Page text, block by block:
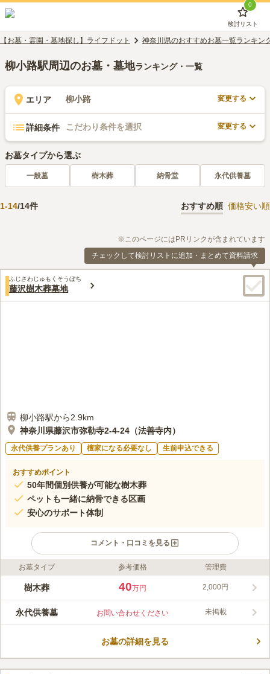
0
検討リスト
【お墓・霊園・墓地探し】ライフドット 神奈川県のおすすめお墓一覧ランキン
柳小路駅周辺のお墓・墓地ランキング・一覧
エリア 柳小路 変更する
詳細条件 こだわり条件を選択 変更する
お墓タイプから選ぶ
一般墓 樹木葬 納骨堂 永代供養墓
1-14/14件 おすすめ順 価格安い順
※このページにはPRリンクが含まれています
チェックして検討リストに追加・まとめて資料請求
ふじさわじゅもくそうぼち
藤沢樹木葬墓地
柳小路駅から2.9km
神奈川県藤沢市弥勒寺2-4-24（法善寺内）
永代供養プランあり 檀家になる必要なし 生前申込できる
おすすめポイント
50年間個別供養が可能な樹木葬
ペットも一緒に納骨できる区画
安心のサポート体制
コメント・口コミを見る
ライフドット編集部のコメント
蓮教山法善寺の藤沢樹木葬墓地は、50年間個別供養が可能で、宗
境内では、ペットも一緒に納骨できる希少な区画もあり、永代供
養が約束されています。様々なプランが提供されており、生前に
この霊園はまだ誰からも評価されていません。
お墓タイプ 参考価格 管理費
樹木葬 40万円 2,000円
永代供養墓 お問い合わせください 未掲載
お墓の詳細を見る